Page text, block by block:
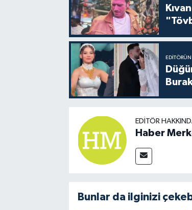
EDITÖRÜN
EDITÖR
Haber
Bunlar da ilginizi